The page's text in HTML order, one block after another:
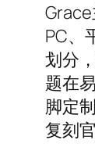
PC、
划分
题在
脚定
复刻